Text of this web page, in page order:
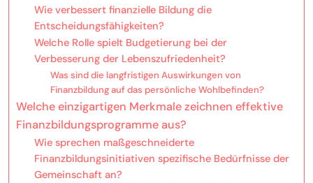
Wie verbessert finanzielle Bildung die
Entscheidungsfähigkeiten?
Welche Rolle spielt Budgetierung bei der
Verbesserung der Lebenszufriedenheit?
Was sind die langfristigen Auswirkungen von
Finanzbildung auf das persönliche Wohlbefinden?
Welche einzigartigen Merkmale zeichnen effektive
Finanzbildungsprogramme aus?
Wie sprechen maßgeschneiderte
Finanzbildungsinitiativen spezifische Bedürfnisse der
Gemeinschaft an?